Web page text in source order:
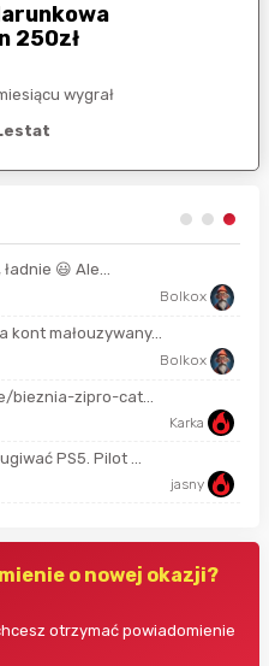
beztłuszczowa
Active Fryer
miesiącu wygrał
😃 Ale...
Bolkox
kont małouzywany...
Bolkox
bieznia-zipro-cat...
Karka
PS5. Pilot ...
jasny
o nowej okazji?
otrzymać powiadomienie